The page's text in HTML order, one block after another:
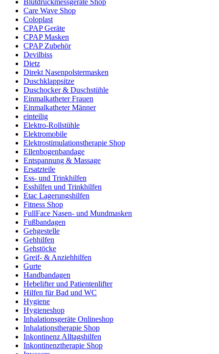
Blutdruckmessgeräte Shop
Care Wave Shop
Coloplast
CPAP Geräte
CPAP Masken
CPAP Zubehör
Devilbiss
Dietz
Direkt Nasenpolstermasken
Duschklappsitze
Duschocker & Duschstühle
Einmalkatheter Frauen
Einmalkatheter Männer
einteilig
Elektro-Rollstühle
Elektromobile
Elektrostimulationstherapie Shop
Ellenbogenbandage
Entspannung & Massage
Ersatzteile
Ess- und Trinkhilfen
Esshilfen und Trinkhilfen
Etac Lagerungshilfen
Fitness Shop
FullFace Nasen- und Mundmasken
Fußbandagen
Gehgestelle
Gehhilfen
Gehstöcke
Greif- & Anziehhilfen
Gurte
Handbandagen
Hebelifter und Patientenlifter
Hilfen für Bad und WC
Hygiene
Hygieneshop
Inhalationsgeräte Onlineshop
Inhalationstherapie Shop
Inkontinenz Alltagshilfen
Inkontinenztherapie Shop